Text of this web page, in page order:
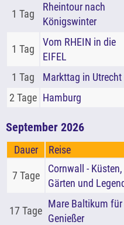
1 Tag
Rheintour nach
Königswinter
1 Tag
Vom RHEIN in die
EIFEL
1 Tag Markttag in Utrecht
2 Tage Hamburg
September 2026
Dauer Reise
7 Tage
Cornwall - Küsten,
Gärten und
17 Tage
Mare Baltikum für
Genießer